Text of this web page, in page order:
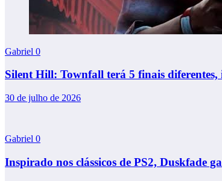
Gabriel 0
Silent Hill: Townfall terá 5 finais diferentes,
30 de julho de 2026
Gabriel 0
Inspirado nos clássicos de PS2, Duskfade